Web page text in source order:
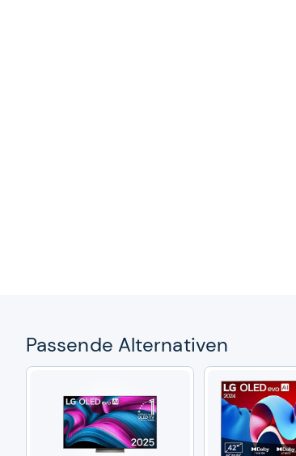
Pas­sende Alter­na­ti­ven